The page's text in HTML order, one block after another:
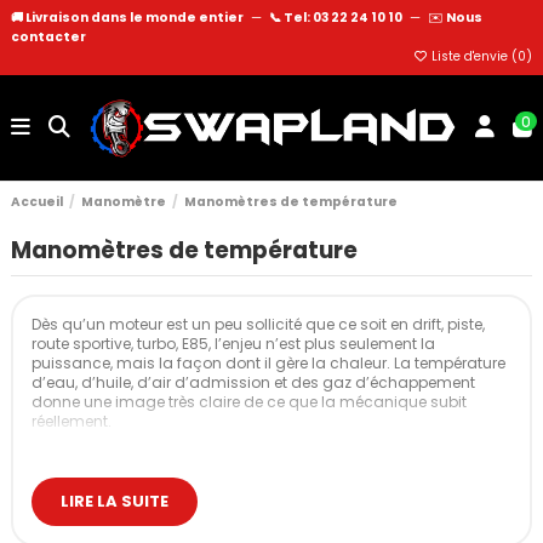
🚚 Livraison dans le monde entier — 📞 Tel: 03 22 24 10 10 — ✉️ Nous
contacter
Liste d'envie (0)
0
Accueil Manomètre Manomètres de température
Manomètres de température
Dès qu’un moteur est un peu sollicité que ce soit en drift, piste,
route sportive, turbo, E85, l’enjeu n’est plus seulement la
puissance, mais la façon dont il gère la chaleur. La température
d’eau, d’huile, d’air d’admission et des gaz d’échappement
donne une image très claire de ce que la mécanique subit
réellement.
préparation moteur en gardant une marge de sécurité.
Quatre températures à surveiller, quatre
LIRE LA SUITE